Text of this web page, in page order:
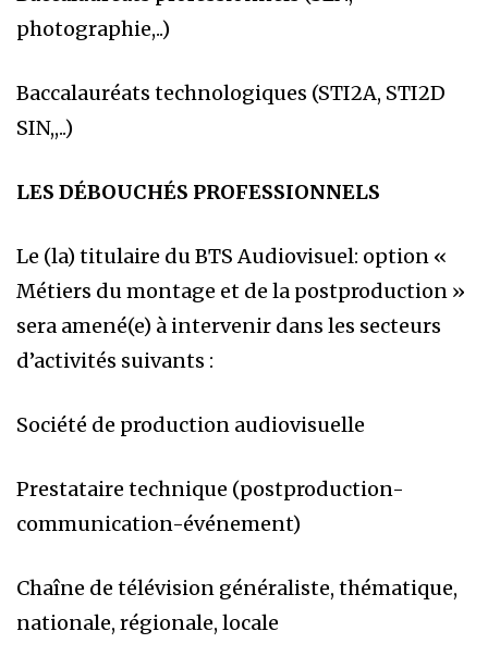
photographie,..)
Baccalauréats technologiques (STI2A, STI2D
SIN,,..)
LES DÉBOUCHÉS PROFESSIONNELS
Le (la) titulaire du BTS Audiovisuel: option «
Métiers du montage et de la postproduction »
sera amené(e) à intervenir dans les secteurs
d’activités suivants :
Société de production audiovisuelle
Prestataire technique (postproduction-
communication-événement)
Chaîne de télévision généraliste, thématique,
nationale, régionale, locale